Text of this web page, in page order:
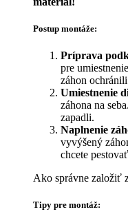
Postup montáže:
Príprava
pre
záhon
Umiestnenie
záhona na
zapadli.
Naplnenie
vyvýšený
chcete
Ako správne založiť
Tipy pre montáž: